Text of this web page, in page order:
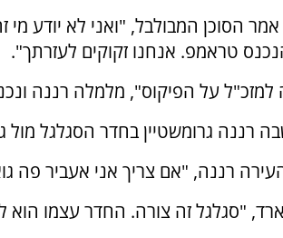
הסוכן המבולבל, "ואני לא יודע
טראמפ. אנחנו זקוקים לעזרתך".
למזכ"ל על הפיקוס", מלמלה רננה
רננה גרומשטיין בחדר הסגלגל מול
רננה, "אם צריך אני אעביר פה
"סגלגל זה צורה. החדר עצמו הוא